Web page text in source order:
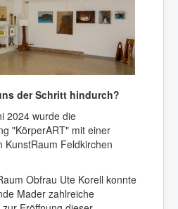
der Schritt hindurch?
2024 wurde die
"KörperART" mit einer
KunstRaum Feldkirchen
Obfrau Ute Korell konnte
Mader zahlreiche